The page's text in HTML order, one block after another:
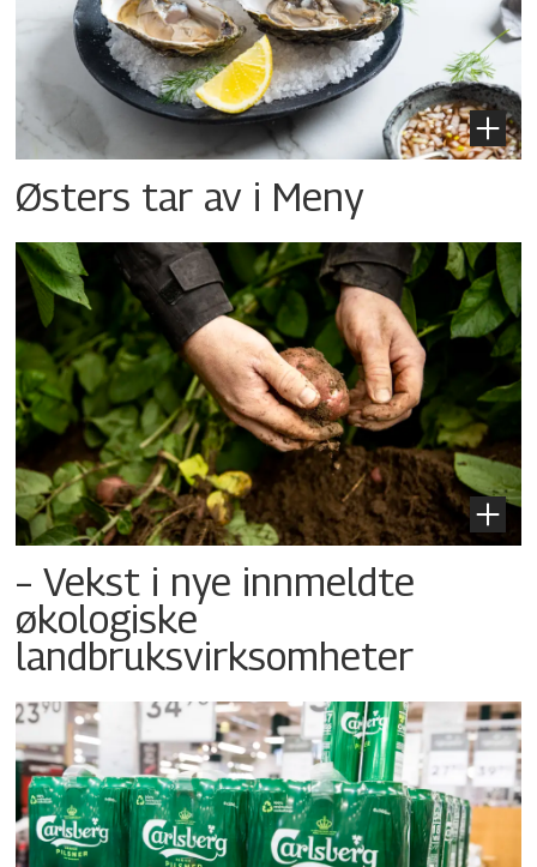
Østers tar av i Meny
– Vekst i nye innmeldte
økologiske
landbruksvirksomheter